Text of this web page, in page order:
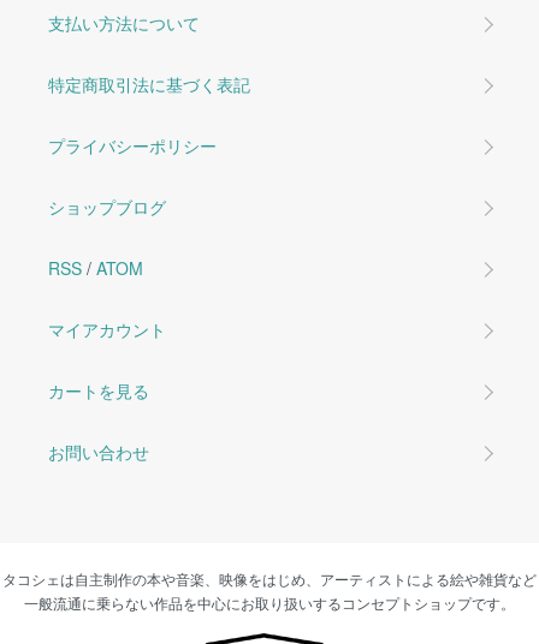
支払い方法について
特定商取引法に基づく表記
プライバシーポリシー
ショップブログ
RSS / ATOM
マイアカウント
カートを見る
お問い合わせ
タコシェは自主制作の本や音楽、映像をはじめ、アーティストによる絵や雑貨など
一般流通に乗らない作品を中心にお取り扱いするコンセプトショップです。